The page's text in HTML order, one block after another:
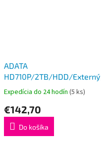
ADATA
HD710P/2TB/HDD/Externý/
Expedícia do 24 hodín (5 ks)
€142,70
Do košíka